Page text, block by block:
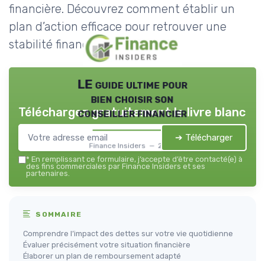
financière. Découvrez comment établir un
plan d’action efficace pour retrouver une
stabilité financière.
LE guide ultime pour
bien choisir son
conseiller financier
Finance Insiders — 2026
Téléchargez gratuitement le livre blanc
➔ Télécharger
* En remplissant ce formulaire, j’accepte d’être contacté(e) à
des fins commerciales par Finance Insiders et ses
partenaires.
SOMMAIRE
Comprendre l’impact des dettes sur votre vie quotidienne
Évaluer précisément votre situation financière
Élaborer un plan de remboursement adapté